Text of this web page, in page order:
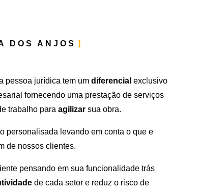
DOS ANJOS
pessoa jurídica tem um diferencial exclusivo
fornecendo uma prestação de serviços
trabalho para agilizar sua obra.
personalisada levando em conta o que e
de nossos clientes.
pensando em sua funcionalidade trás
de cada setor e reduz o risco de